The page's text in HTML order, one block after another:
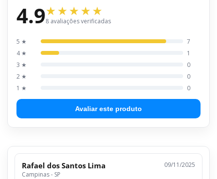
4.98 avaliações verificadas
5 ★
7
4 ★
1
3 ★
0
2 ★
0
1 ★
0
Avaliar este produto
Rafael dos Santos Lima
Campinas - SP
09/11/2025